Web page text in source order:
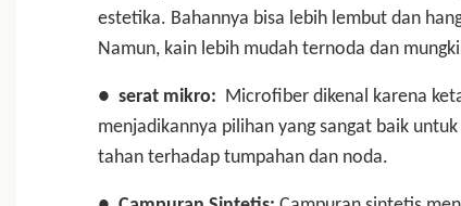
estetika. Bahannya bisa lebih lembut dan
Namun, kain lebih mudah ternoda dan
● serat mikro: Microfiber dikenal karena
menjadikannya pilihan yang sangat baik
tahan terhadap tumpahan dan noda.